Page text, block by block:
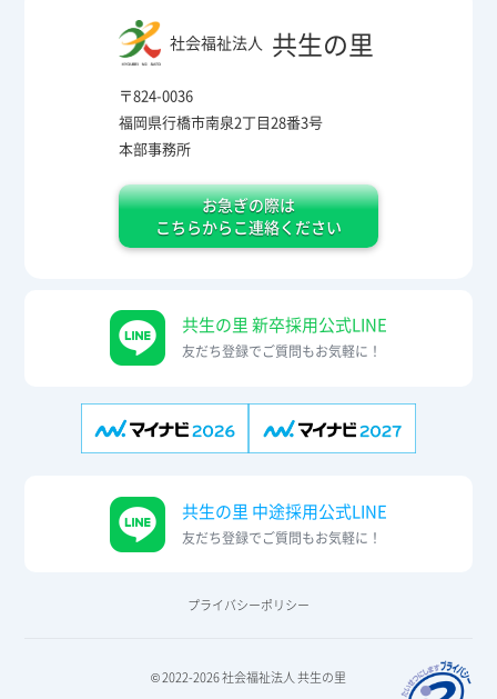
社会福祉法人 共生の里
〒824-0036
福岡県行橋市南泉2丁目28番3号
本部事務所
お急ぎの際は
こちらからこ連絡ください
共生の里 新卒採用公式LINE
友だち登録でご質問もお気軽に！
共生の里 中途採用公式LINE
友だち登録でご質問もお気軽に！
プライバシーポリシー
© 2022-2026 社会福祉法人 共生の里